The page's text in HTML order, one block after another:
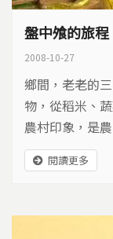
盤中飧的旅程
2008-10-27
鄉間，老老的
物，從稻米、
農村印象，是
展，大量人口
食展開漫長旅行...
閱讀更多